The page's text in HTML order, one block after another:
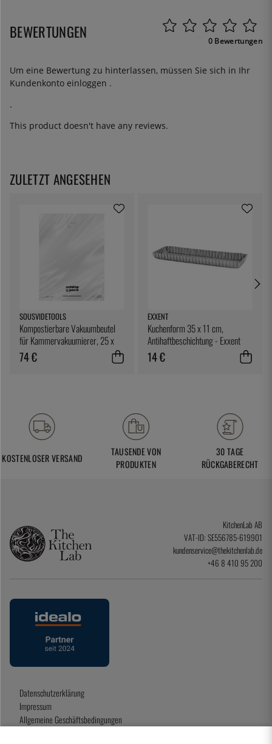
BEWERTUNGEN 0 Bewertungen
Um eine Bewertung zu hinterlassen, müssen Sie sich in Ihr
Kundenkonto einloggen .
.
This product doesn't have any reviews.
ZULETZT ANGESEHEN
SOUSVIDETOOLS
Kompostierbare Vakuumbeutel
für Kammervakuumierer, 25 x
25 cm, 200er-Pack -
SousVideTools
74 €
EXXENT
Kuchenform 35 x 11 cm,
Antihaftbeschichtung - Exxent
14 €
KOSTENLOSER VERSAND
TAUSENDE VON
PRODUKTEN
30 TAGE
RÜCKGABERECHT
KitchenLab AB
VAT-ID: SE556785-619901
kundenservice@thekitchenlab.de
+46 8 410 95 200
Datenschutzerklärung
Impressum
Allgemeine Geschäftsbedingungen